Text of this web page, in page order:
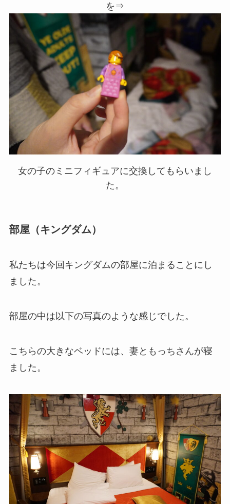
を⇒
女の子のミニフィギュアに交換してもらいまし
た。
部屋（キングダム）
私たちは今回キングダムの部屋に泊まることにし
ました。
部屋の中は以下の写真のような感じでした。
こちらの大きなベッドには、妻ともっちさんが寝
ました。